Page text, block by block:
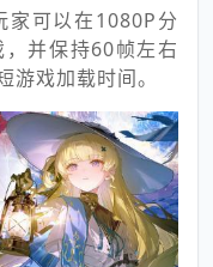
家可以在1080P分
并保持60帧左右
游戏加载时间。